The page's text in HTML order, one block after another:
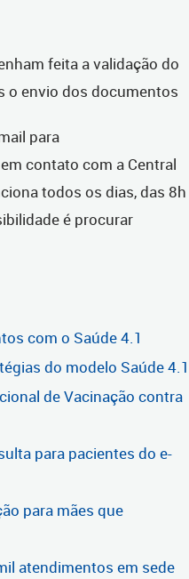
feita a validação do
o envio dos documentos
para
contato com a Central
todos os dias, das 8h
é procurar
com o Saúde 4.1
do modelo Saúde 4.1
de Vacinação contra
para pacientes do e-
para mães que
atendimentos em sede